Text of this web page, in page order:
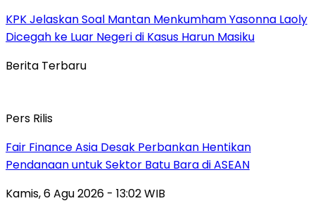
KPK Jelaskan Soal Mantan Menkumham Yasonna Laoly
Dicegah ke Luar Negeri di Kasus Harun Masiku
Berita Terbaru
Pers Rilis
Fair Finance Asia Desak Perbankan Hentikan
Pendanaan untuk Sektor Batu Bara di ASEAN
Kamis, 6 Agu 2026 - 13:02 WIB